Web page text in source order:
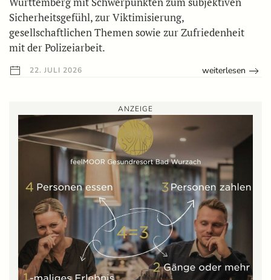
Sicherheitsgefühl, zur Viktimisierung,
gesellschaftlichen Themen sowie zur Zufriedenheit
mit der Polizeiarbeit.
22. JULI 2026 weiterlesen
ANZEIGE